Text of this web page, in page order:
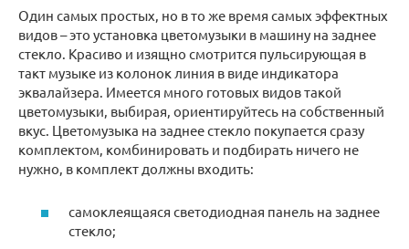
Один самых простых, но в то же время самых эффектных
видов – это установка цветомузыки в машину на заднее
стекло. Красиво и изящно смотрится пульсирующая в
такт музыке из колонок линия в виде индикатора
эквалайзера. Имеется много готовых видов такой
цветомузыки, выбирая, ориентируйтесь на собственный
вкус. Цветомузыка на заднее стекло покупается сразу
комплектом, комбинировать и подбирать ничего не
нужно, в комплект должны входить:
самоклеящаяся светодиодная панель на заднее
стекло;